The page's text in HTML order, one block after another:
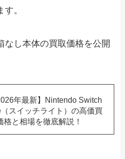
。
なし本体の買取価格を公開
年最新】Nintendo Switch
（スイッチライト）の高価買
格と相場を徹底解説！